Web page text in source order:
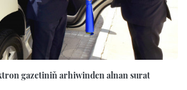
gazetiniň arhiwinden alnan surat